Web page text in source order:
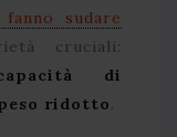
sudare
cruciali:
di
ridotto.